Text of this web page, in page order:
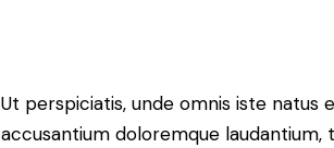
Ut perspiciatis, unde omnis iste
accusantium doloremque